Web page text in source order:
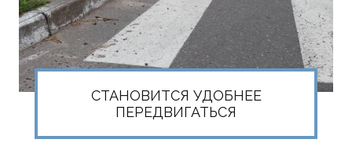
СТАНОВИТСЯ УДОБНЕЕ
ПЕРЕДВИГАТЬСЯ